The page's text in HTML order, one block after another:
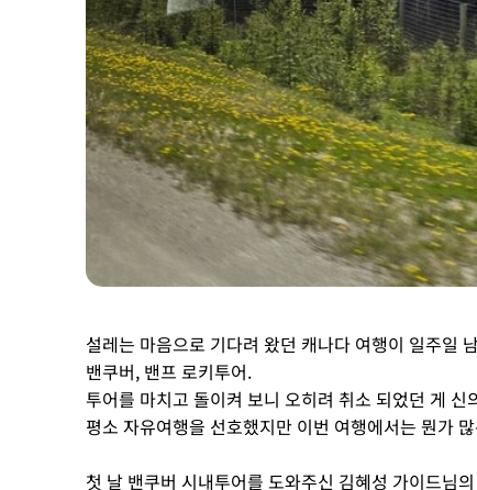
설레는 마음으로 기다려 왔던 캐나다 여행이 일주일
밴쿠버, 밴프 로키투어.
투어를 마치고 돌이켜 보니 오히려 취소 되었던 게
평소 자유여행을 선호했지만 이번 여행에서는 뭔가
첫 날 밴쿠버 시내투어를 도와주신 김혜성 가이드님